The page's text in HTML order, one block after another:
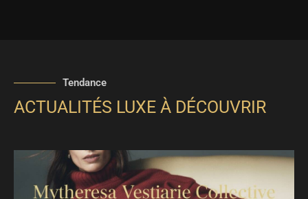
Tendance
ACTUALITÉS LUXE À DÉCOUVRIR